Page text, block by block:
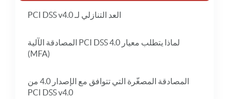
العد التنازلي لـ PCI DSS v4.0
لماذا يتطلب معيار PCI DSS 4.0 المصادقة الآلية
(MFA)
المصادقة المصغّرة التي تتوافق مع الإصدار 4.0 من
PCI DSS v4.0